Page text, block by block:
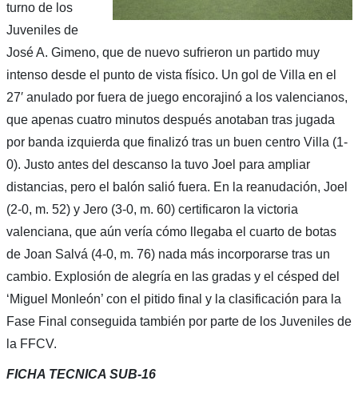
turno de los
Juveniles de
José A. Gimeno, que de nuevo sufrieron un partido muy
intenso desde el punto de vista físico. Un gol de Villa en el
27′ anulado por fuera de juego encorajinó a los valencianos,
que apenas cuatro minutos después anotaban tras jugada
por banda izquierda que finalizó tras un buen centro Villa (1-
0). Justo antes del descanso la tuvo Joel para ampliar
distancias, pero el balón salió fuera. En la reanudación, Joel
(2-0, m. 52) y Jero (3-0, m. 60) certificaron la victoria
valenciana, que aún vería cómo llegaba el cuarto de botas
de Joan Salvá (4-0, m. 76) nada más incorporarse tras un
cambio. Explosión de alegría en las gradas y el césped del
‘Miguel Monleón’ con el pitido final y la clasificación para la
Fase Final conseguida también por parte de los Juveniles de
la FFCV.
FICHA TECNICA SUB-16